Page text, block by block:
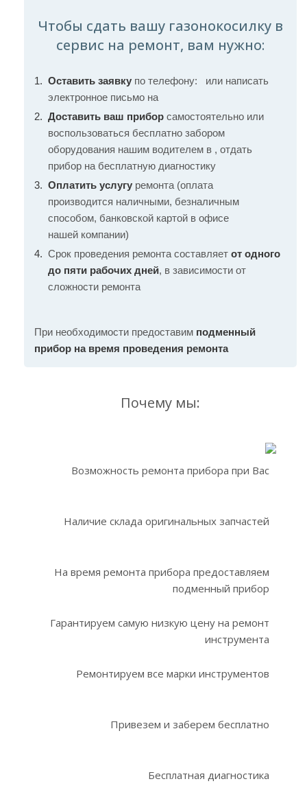
Чтобы сдать вашу газонокосилку в
сервис на ремонт, вам нужно:
Оставить заявку по телефону:
или написать
электронное письмо на
Доставить ваш прибор самостоятельно или
воспользоваться бесплатно забором
оборудования нашим водителем в , отдать
прибор на бесплатную диагностику
Оплатить услугу ремонта (оплата
производится наличными, безналичным
способом, банковской картой в офисе
нашей компании)
Срок проведения ремонта составляет от одного
до пяти рабочих дней, в зависимости от
сложности ремонта
При необходимости предоставим подменный
прибор на время проведения ремонта
Почему мы:
Возможность ремонта прибора при Вас
Наличие склада оригинальных запчастей
На время ремонта прибора предоставляем
подменный прибор
Гарантируем самую низкую цену на ремонт
инструмента
Ремонтируем все марки инструментов
Привезем и заберем бесплатно
Бесплатная диагностика